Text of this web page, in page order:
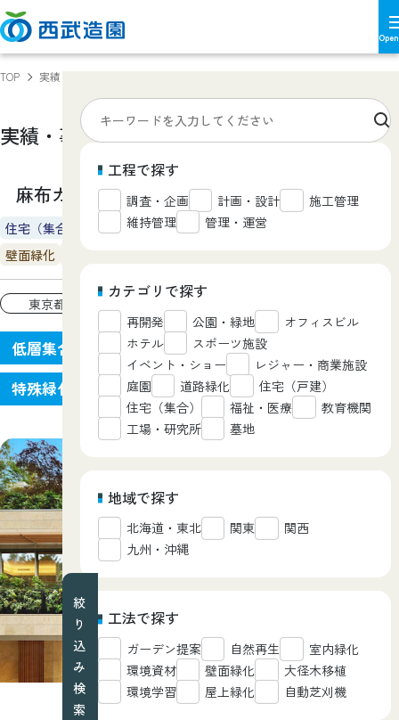
TOP 実績・事例
実績・事例
絞
り
込
み
検
索
工程で探す
調査・企画 計画・設計
施工管理
維持管理
管理・運営
カテゴリで探す
再開発 公園・緑地
オフィスビル
ホテル
スポーツ施設
イベント・ショー
レジャー・商業施設
庭園
道路緑化
住宅（戸建）
住宅（集合）
福祉・医療
教育機関
工場・研究所
墓地
地域で探す
北海道・東北 関東
関西
九州・沖縄
工法で探す
ガーデン提案 自然再生
室内緑化
環境資材
壁面緑化
大径木移植
環境学習
屋上緑化 自動芝刈機
麻布ガーデンズ（ウエスト）
住宅（集合）
壁面緑化
東京都
低層集合住宅の
特殊緑化空間を創出